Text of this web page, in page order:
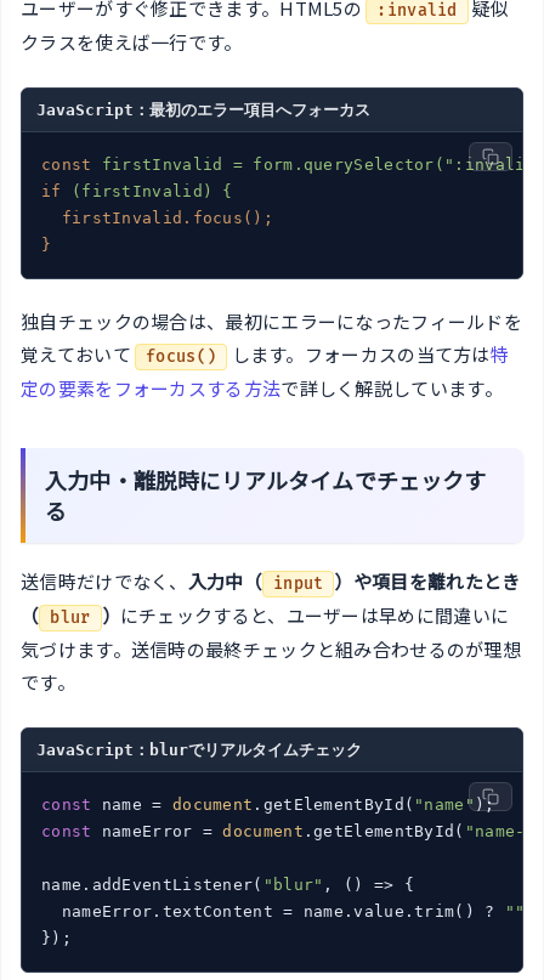
ユーザーがすぐ修正できます。HTML5の
:invalid
疑似
クラスを使えば一行です。
JavaScript：最初のエラー項目へフォーカス
const
firstInvalid =
if
(firstInvalid) {
firstInvalid.focus();
}
独自チェックの場合は、最初にエラーになったフィールドを
覚えておいて
focus() します。フォーカスの当て方は特
定の要素をフォーカスする方法で詳しく解説しています。
入力中・離脱時にリアルタイムでチェックす
る
送信時だけでなく、 入力中（ input
）や項目を離れたとき
（
blur ） にチェックすると、ユーザーは早めに間違いに
気づけます。送信時の最終チェックと組み合わせるのが理想
です。
JavaScript：blurでリアルタイムチェック
const name = document .getElementById( "name"
);
const nameError = document .getElementById( "name-
name.addEventListener( "blur" , () => {
  nameError.textContent = name.value.trim() ?
""
});